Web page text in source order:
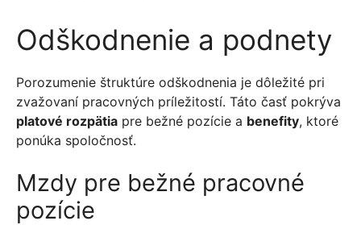
Odškodnenie a podnety
Porozumenie štruktúre odškodnenia je dôležité pri
zvažovaní pracovných príležitostí. Táto časť pokrýva
platové rozpätia pre bežné pozície a benefity, ktoré
ponúka spoločnosť.
Mzdy pre bežné pracovné
pozície